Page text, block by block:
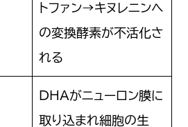
トファン→キヌレニンへ
の変換酵素が不活化さ
れる
DHAがニューロン膜に
取り込まれ細胞の生